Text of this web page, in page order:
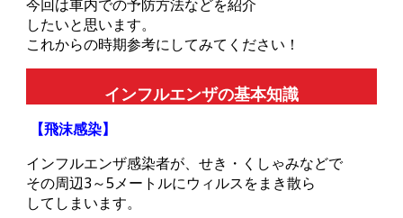
今回は車内での予防方法などを紹介
したいと思います。
これからの時期参考にしてみてください！
インフルエンザの基本知識
【飛沫感染】
インフルエンザ感染者が、せき・くしゃみなどで
その周辺3～5メートルにウィルスをまき散ら
してしまいます。